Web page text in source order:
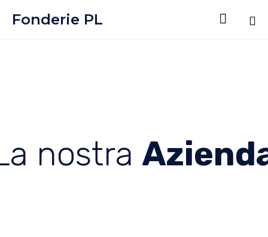
Fonderie PL 